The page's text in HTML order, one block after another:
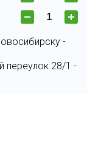
-
переулок 28/1 -